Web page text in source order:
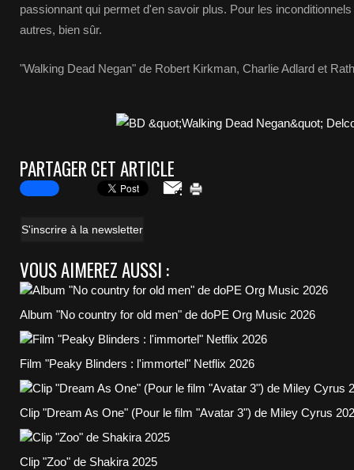
passionnant qui permet d'en savoir plus. Pour les
autres, bien sûr.
"Walking Dead Negan" de Robert Kirkman, Charlie Adlard et
PARTAGER CET ARTICLE
S'inscrire à la newsletter
VOUS AIMEREZ AUSSI :
Album "No country for old men" de doPE Org Music 2026
Film "Peaky Blinders : l'immortel" Netflix 2026
Clip "Dream As One" (Pour le film "Avatar 3") de Miley Cyrus
Clip "Zoo" de Shakira 2025